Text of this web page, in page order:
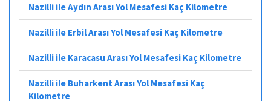
Nazilli ile Aydın Arası Yol Mesafesi Kaç Kilometre
Nazilli ile Erbil Arası Yol Mesafesi Kaç Kilometre
Nazilli ile Karacasu Arası Yol Mesafesi Kaç Kilometre
Nazilli ile Buharkent Arası Yol Mesafesi Kaç
Kilometre